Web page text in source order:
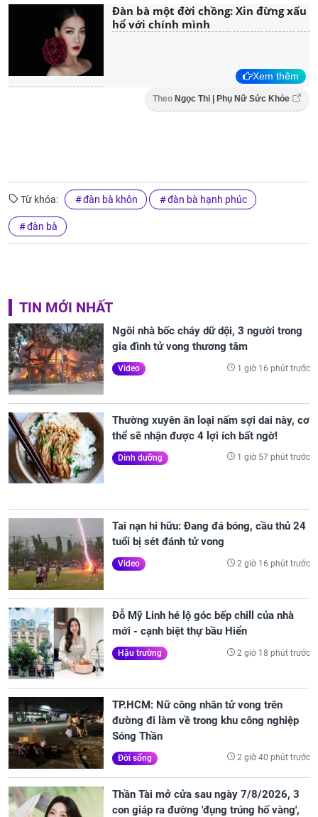
Đàn bà một đời chồng: Xin đừng xấu
hổ với chính mình
Xem thêm
Theo Ngọc Thi | Phụ Nữ Sức Khỏe
Từ khóa: đàn bà khôn đàn bà hạnh phúc
đàn bà
TIN MỚI NHẤT
Ngôi nhà bốc cháy dữ dội, 3 người trong
gia đình tử vong thương tâm
Video 1 giờ 16 phút trước
Thường xuyên ăn loại nấm sợi dai này, cơ
thể sẽ nhận được 4 lợi ích bất ngờ!
Dinh dưỡng 1 giờ 57 phút trước
Tai nạn hi hữu: Đang đá bóng, cầu thủ 24
tuổi bị sét đánh tử vong
Video 2 giờ 16 phút trước
Đỗ Mỹ Linh hé lộ góc bếp chill của nhà
mới - cạnh biệt thự bầu Hiển
Hậu trường 2 giờ 18 phút trước
TP.HCM: Nữ công nhân tử vong trên
đường đi làm về trong khu công nghiệp
Sóng Thần
Đời sống 2 giờ 40 phút trước
Thần Tài mở cửa sau ngày 7/8/2026, 3
con giáp ra đường 'đụng trúng hố vàng',